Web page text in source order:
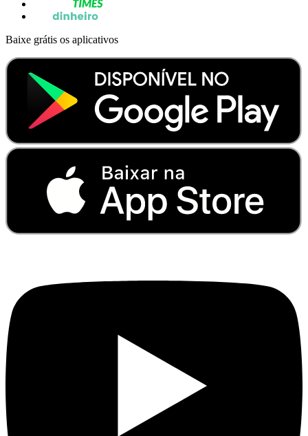
Baixe grátis os aplicativos